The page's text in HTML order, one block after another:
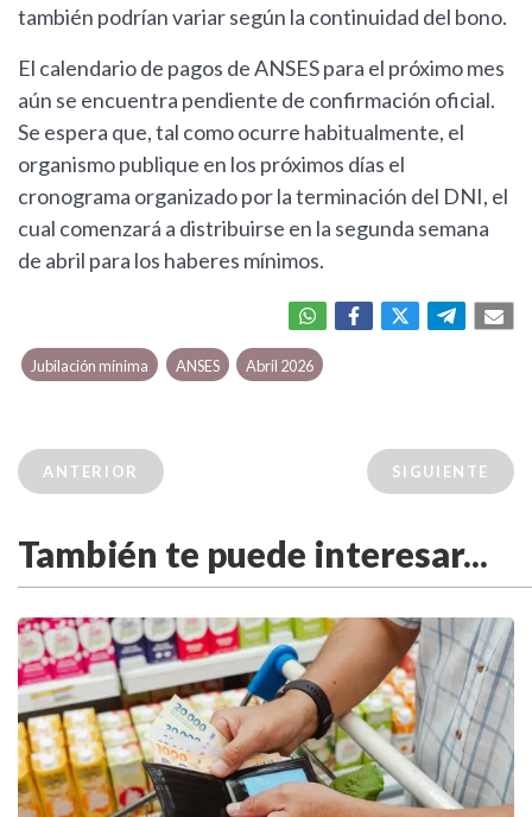
también podrían variar según la continuidad del bono.
El calendario de pagos de ANSES para el próximo mes
aún se encuentra pendiente de confirmación oficial.
Se espera que, tal como ocurre habitualmente, el
organismo publique en los próximos días el
cronograma organizado por la terminación del DNI, el
cual comenzará a distribuirse en la segunda semana
de abril para los haberes mínimos.
Jubilación mínima ANSES Abril 2026
ANTERIOR SIGUIENTE
También te puede interesar...